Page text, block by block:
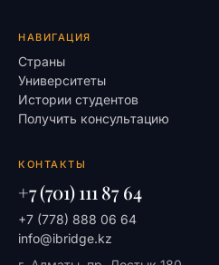
НАВИГАЦИЯ
Страны
Университеты
Истории студентов
Получить консультацию
КОНТАКТЫ
+7 (701) 111 87 64
+7 (778) 888 06 64
info@ibridge.kz